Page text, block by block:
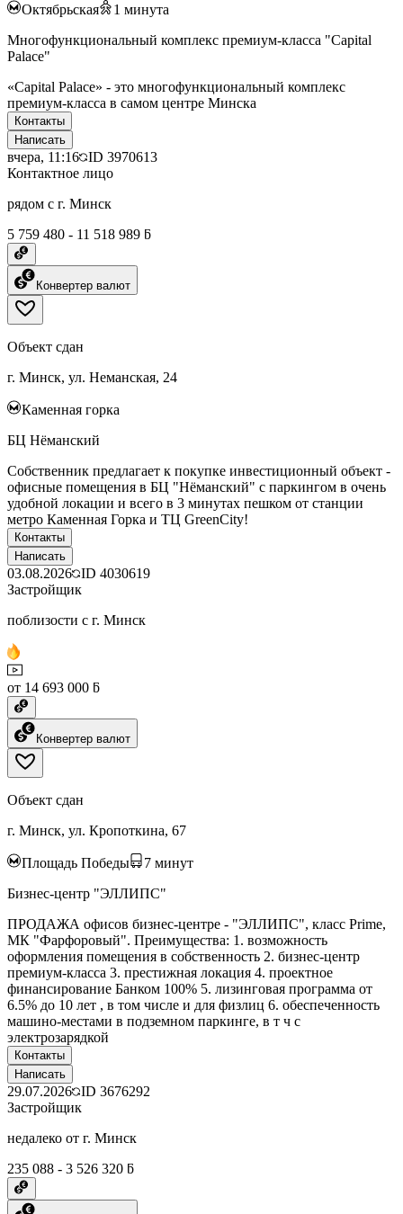
Октябрьская 1 минута
Многофункциональный комплекс премиум-класса "Capital
Palace"
«Capital Palace» - это многофункциональный комплекс
премиум-класса в самом центре Минска
Контакты
Написать
вчера, 11:16 ID 3970613
Контактное лицо
рядом с г. Минск
5 759 480 - 11 518 989 ƃ
Конвертер валют
Объект сдан
г. Минск, ул. Неманская, 24
Каменная горка
БЦ Нёманский
Собственник предлагает к покупке инвестиционный объект -
офисные помещения в БЦ "Нёманский" с паркингом в очень
удобной локации и всего в 3 минутах пешком от станции
метро Каменная Горка и ТЦ GreenCity!
Контакты
Написать
03.08.2026 ID 4030619
Застройщик
поблизости с г. Минск
от 14 693 000 ƃ
Конвертер валют
Объект сдан
г. Минск, ул. Кропоткина, 67
Площадь Победы 7 минут
Бизнес-центр "ЭЛЛИПС"
ПРОДАЖА офисов бизнес-центре - "ЭЛЛИПС", класс Prime,
МК "Фарфоровый". Преимущества: 1. возможность
оформления помещения в собственность 2. бизнес-центр
премиум-класса 3. престижная локация 4. проектное
финансирование Банком 100% 5. лизинговая программа от
6.5% до 10 лет , в том числе и для физлиц 6. обеспеченность
машино-местами в подземном паркинге, в т ч с
электрозарядкой
Контакты
Написать
29.07.2026 ID 3676292
Застройщик
недалеко от г. Минск
235 088 - 3 526 320 ƃ